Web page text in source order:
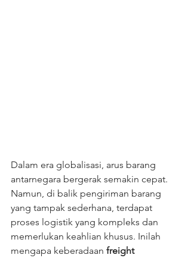
Dalam era globalisasi, arus barang
antarnegara bergerak semakin cepat.
Namun, di balik pengiriman barang
yang tampak sederhana, terdapat
proses logistik yang kompleks dan
memerlukan keahlian khusus. Inilah
mengapa keberadaan freight